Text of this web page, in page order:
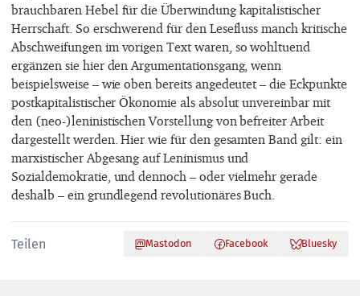
brauchbaren Hebel für die Überwindung kapitalistischer
Herrschaft. So erschwerend für den Lesefluss manch kritische
Abschweifungen im vorigen Text waren, so wohltuend
ergänzen sie hier den Argumentationsgang, wenn
beispielsweise – wie oben bereits angedeutet – die Eckpunkte
postkapitalistischer Ökonomie als absolut unvereinbar mit
den (neo-)leninistischen Vorstellung von befreiter Arbeit
dargestellt werden. Hier wie für den gesamten Band gilt: ein
marxistischer Abgesang auf Leninismus und
Sozialdemokratie, und dennoch – oder vielmehr gerade
deshalb – ein grundlegend revolutionäres Buch.
Teilen Mastodon Facebook Bluesky